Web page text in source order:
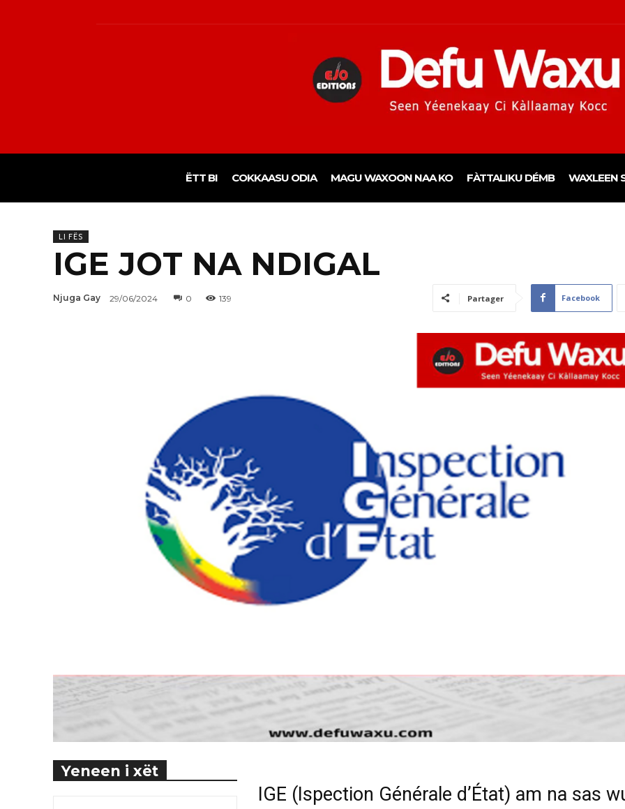
ËTT BI COKKAASU ODIA MAGU WAXOON NAA KO FÀTTALIKU DÉMB WAXLEEN
LI FËS
IGE JOT NA NDIGAL
Njuga Gay 29/06/2024 0 139 Partager Facebook
Yeneen i xët
IGE (Ispection Générale d’État) am na sas